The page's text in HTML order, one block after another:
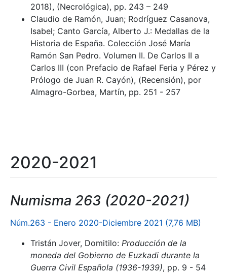
2018), (Necrológica), pp. 243 – 249
Claudio de Ramón, Juan; Rodríguez Casanova,
Isabel; Canto García, Alberto J.: Medallas de la
Historia de España. Colección José María
Ramón San Pedro. Volumen II. De Carlos II a
Carlos III (con Prefacio de Rafael Feria y Pérez y
Prólogo de Juan R. Cayón), (Recensión), por
Almagro-Gorbea, Martín, pp. 251 - 257
2020-2021
Numisma 263 (2020-2021)
Núm.263 - Enero 2020-Diciembre 2021 (7,76 MB)
Tristán Jover, Domitilo: Producción de la
moneda del Gobierno de Euzkadi durante la
Guerra Civil Española (1936-1939), pp. 9 - 54